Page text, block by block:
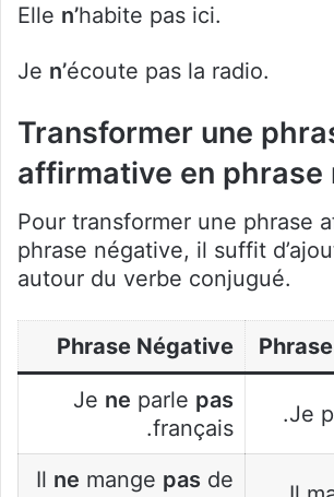
Elle n’habite pas ici.
Je n’écoute pas la radio.
4. Transformer une
affirmative en phrase
Pour transformer une phrase
phrase négative, il suffit
autour du verbe conjugué.
Phrase Négative
Je
Je ne parle pas
français.
Il ne mange pas de